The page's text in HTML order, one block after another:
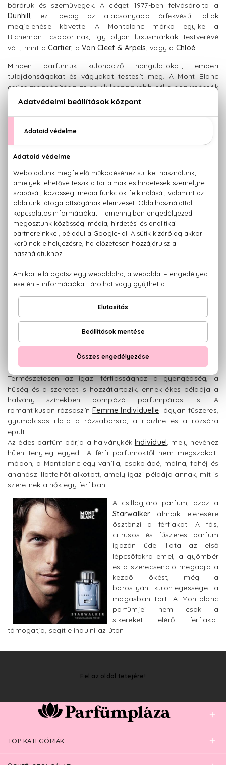
bőráruk és szemüvegek. A céget 1977-ben felvásárolta a
Dunhill, ezt pedig az alacsonyabb árfekvésű tollak
megjelenése követte. A Montblanc márka egyike a
Richemont csoportnak, így olyan luxusmárkák testvérévé
vált, mint aCartier, a Van Cleef & Arpels, vagy a Chloé.
Minden parfümük különböző hangulatokat, emberi
tulajdonságokat és vágyakat testesít meg. A Mont Blanc
csúcs meghódítása az egyik legnagyobb cél a hegymászók
körében, melyhez eltökéltség, kitartás, erő és önbizalom
szükségeltetik. És aki ezt tényleg eléri, az legendává válik.
Erre utal a Montblanc
parfümje is, az ébenfekete
Legend. A parfüm a tiszta,
természetes férfiasság
megtestesítője, ugyanis a
megpróbáltatásokat
csakis a negatív önhittség
elhagyásával lehet
teljesíteni. A gyümölcsös
és fűszeres parfüm illata
ugyan édes, de mégis
feltűnő, és rendkívül férfias.
A bergamott, az ananász
és a levendula könnyed
illatát a szantálfa és a tonkabab fűszerezi, a parfüm rejtett
összetevője pedig a számos aszalt gyümölcs lelki és testi
erőt adó illata. A nehéz, egyszerű vonalú parfümös üveg
fekete és fémes dizájnját a Montblanc tollak ihlették, mely a
minimalizmusról, luxusról és tökéletes koncepcióról
árulkodik. Ezt az összhatást erősíti a parfümmel illatazonos
tusfürdő, deo stift és after shave is, így téve teljessé az ében
Természetesen az igazi férfiassághoz a gyengédség, a
hűség és a szeretet is hozzátartozik, ennek ékes példája a
halvány színekben pompázó parfümpáros is. A
romantikusan rózsaszínFemme Individuelle lágyan fűszeres,
gyümölcsös illata a rózsaborsra, a ribizlire és a rózsára
épült.
Az édes parfüm párja a halványkék Individuel, mely nevéhez
hűen tényleg egyedi. A férfi parfümöktől nem megszokott
módon, a Montblanc egy vanília, csokoládé, málna, fahéj és
ananász illatfelhőt alkotott, amely igazi példája annak, mit is
szeretnek a nők egy férfiban.
A csillagjáró parfüm, azaz a
Starwalker álmaik elérésére
ösztönzi a férfiakat. A fás,
citrusos és fűszeres parfüm
igazán üde illata az első
lépcsőfokra emel, a gyömbér
és a szerecsendió megadja a
kezdő lökést, még a
borostyán különlegessége a
magasban tart. A Montblanc
parfümjei nem csak a
sikereket elérő férfiakat
támogatja, segít elindulni az úton.
Fel az oldal tetejére!
TOP KATEGÓRIÁK